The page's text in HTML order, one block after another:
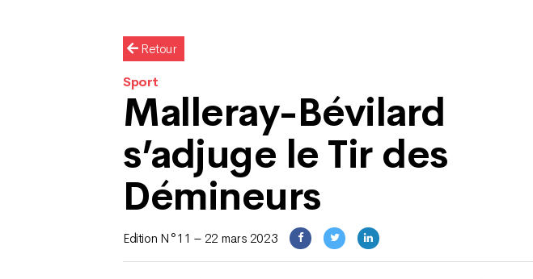
Retour
Sport
Malleray-Bévilard
s’adjuge le Tir des
Démineurs
Edition N°11 – 22 mars 2023